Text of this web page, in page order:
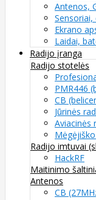
Antenos,
Sensoriai,
Ekrano
Laidai,
Radijo įranga
Radijo stotelės
PMR446
CB
Jūrinės
Aviacinės
Radijo imtuvai
HackRF
Maitinimo
Antenos
CB